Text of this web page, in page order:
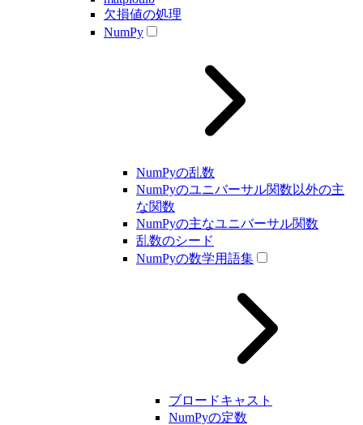
欠損値の処理
NumPy
NumPyの乱数
NumPyのユニバーサル関数以外の主
な関数
NumPyの主なユニバーサル関数
乱数のシード
NumPyの数学用語集
ブロードキャスト
NumPyの定数